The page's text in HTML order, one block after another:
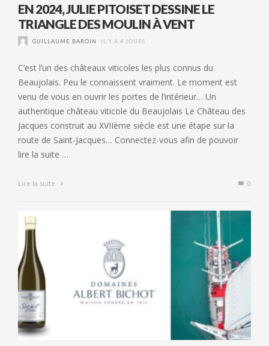
EN 2024, JULIE PITOISET DESSINE LE
TRIANGLE DES MOULIN À VENT
GUILLAUME BAROIN IL Y A 4 JOURS
C’est l’un des châteaux viticoles les plus connus du
Beaujolais. Peu le connaissent vraiment. Le moment est
venu de vous en ouvrir les portes de l’intérieur… Un
authentique château viticole du Beaujolais Le Château des
Jacques construit au XVIIème siècle est une étape sur la
route de Saint-Jacques… Connectez-vous afin de pouvoir
lire la suite …
Lire la suite 0